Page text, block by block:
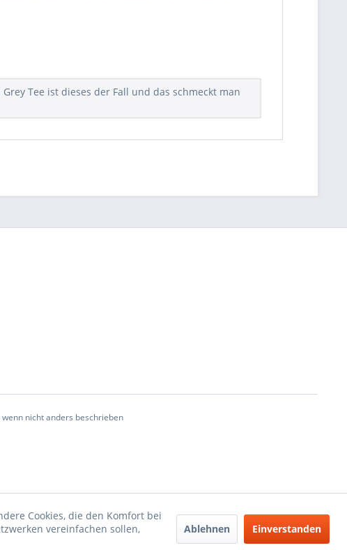
Tee ist dieses der Fall und das schmeckt man
nicht anders beschrieben
Cookies, die den Komfort bei
vereinfachen sollen,
Ablehnen Einverstanden